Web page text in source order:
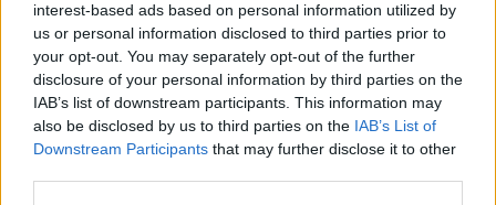
interest-based ads based on personal information utilized by
us or personal information disclosed to third parties prior to
your opt-out. You may separately opt-out of the further
disclosure of your personal information by third parties on the
IAB’s list of downstream participants. This information may
also be disclosed by us to third parties on the IAB’s List of
Downstream Participants that may further disclose it to other
TAIP PAT SKAITYKITE